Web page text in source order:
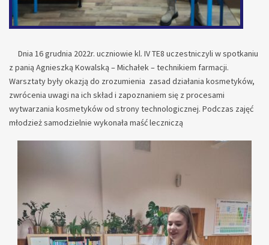
Dnia 16 grudnia 2022r. uczniowie kl. IV TE8 uczestniczyli w spotkaniu
z panią Agnieszką Kowalską – Michałek – technikiem farmacji.
Warsztaty były okazją do zrozumienia zasad działania kosmetyków,
zwrócenia uwagi na ich skład i zapoznaniem się z procesami
wytwarzania kosmetyków od strony technologicznej. Podczas zajęć
młodzież samodzielnie wykonała maść leczniczą